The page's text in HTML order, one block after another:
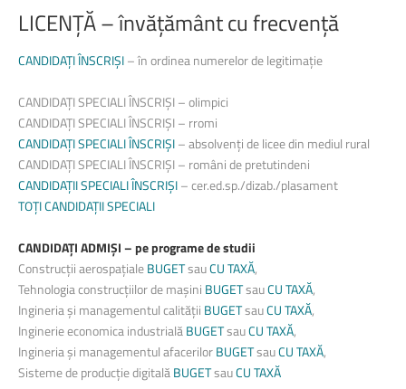
LICENȚĂ–învățământcufrecvență
CANDIDAȚI ÎNSCRIȘI– în ordinea numerelor de legitimație
CANDIDAȚI SPECIALI ÎNSCRIȘI – olimpici
CANDIDAȚI SPECIALI ÎNSCRIȘI – rromi
CANDIDAȚI SPECIALI ÎNSCRIȘI– absolvenți de licee din mediul rural
CANDIDAȚI SPECIALI ÎNSCRIȘI – români de pretutindeni
CANDIDAȚII SPECIALI ÎNSCRIȘI–cer.ed.sp./dizab./plasament
TOȚI CANDIDAȚII SPECIALI
CANDIDAȚI ADMIȘI – pe programe de studii
Construcții aerospațialeBUGETsauCU TAXĂ,
Tehnologia construcțiilor de maşini BUGETsauCU TAXĂ,
Ingineria şi managementul calității BUGETsauCU TAXĂ,
Inginerie economica industrialăBUGETsauCU TAXĂ,
Ingineria şi managementul afacerilorBUGETsauCU TAXĂ,
Sisteme de producție digitalăBUGETsauCU TAXĂ